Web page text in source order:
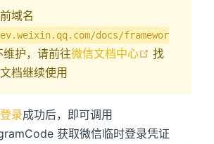
域名
docs/framewor
维护，请前往微信文档中心 open in
找
档继续使用
录成功后，即可调用
获取微信临时登录凭证